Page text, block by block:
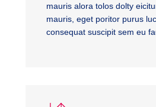
mauris alora tolos dolty
mauris, eget poritor purus
consequat suscipit sem eu